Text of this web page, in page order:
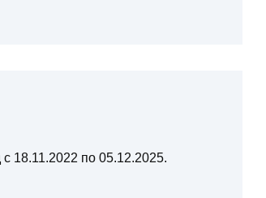
18.11.2022 по 05.12.2025.